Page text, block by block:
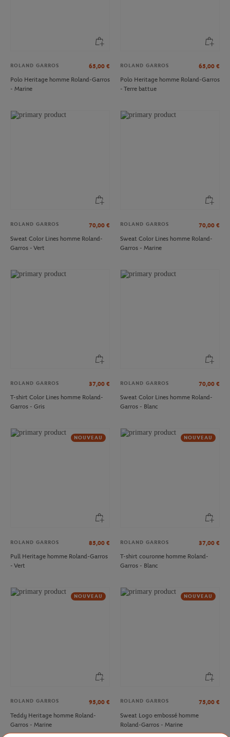
ROLAND GARROS 65,00 €
Polo Heritage homme Roland-Garros
- Marine
ROLAND GARROS 65,00 €
Polo Heritage homme Roland-Garros
- Terre battue
ROLAND GARROS 70,00 €
Sweat Color Lines homme Roland-
Garros - Vert
ROLAND GARROS 70,00 €
Sweat Color Lines homme Roland-
Garros - Marine
ROLAND GARROS 37,00 €
T-shirt Color Lines homme Roland-
Garros - Gris
ROLAND GARROS 70,00 €
Sweat Color Lines homme Roland-
Garros - Blanc
NOUVEAU
ROLAND GARROS 85,00 €
Pull Heritage homme Roland-Garros
- Vert
NOUVEAU
ROLAND GARROS 37,00 €
T-shirt couronne homme Roland-
Garros - Blanc
NOUVEAU
ROLAND GARROS 95,00 €
Teddy Heritage homme Roland-
Garros - Marine
NOUVEAU
ROLAND GARROS 75,00 €
Sweat Logo embossé homme
Roland-Garros - Marine